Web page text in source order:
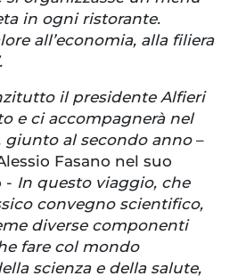
in ogni ristorante.
all’economia, alla filiera
il presidente Alfieri
e ci accompagnerà nel
giunto al secondo anno–
Fasano nel suo
- In questo viaggio, che
convegno scientifico,
diverse componenti
fare col mondo
scienza e della salute,